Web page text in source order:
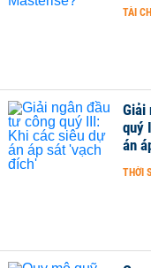
TÀI
Giải
quý
án
THỜI